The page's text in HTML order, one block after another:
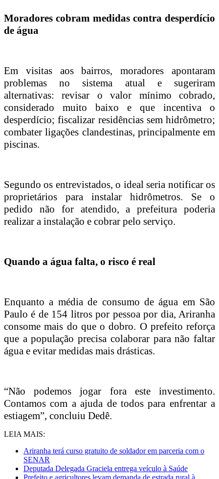
Moradores cobram medidas contra desperdício
de água
Em visitas aos bairros, moradores apontaram
problemas no sistema atual e sugeriram
alternativas: revisar o valor mínimo cobrado,
considerado muito baixo e que incentiva o
desperdício; fiscalizar residências sem hidrômetro;
combater ligações clandestinas, principalmente em
piscinas.
Segundo os entrevistados, o ideal seria notificar os
proprietários para instalar hidrômetros. Se o
pedido não for atendido, a prefeitura poderia
realizar a instalação e cobrar pelo serviço.
Quando a água falta, o risco é real
Enquanto a média de consumo de água em São
Paulo é de 154 litros por pessoa por dia, Ariranha
consome mais do que o dobro. O prefeito reforça
que a população precisa colaborar para não faltar
água e evitar medidas mais drásticas.
“Não podemos jogar fora este investimento.
Contamos com a ajuda de todos para enfrentar a
estiagem”, concluiu Dedê.
LEIA MAIS:
Ariranha terá curso gratuito de soldador em parceria com o
SENAR
Deputada Delegada Graciela entrega veículo à Saúde